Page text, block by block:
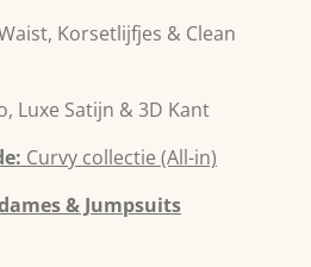
Korsetlijfjes & Clean
Luxe Satijn & 3D Kant
Curvy collectie (All-in)
& Jumpsuits